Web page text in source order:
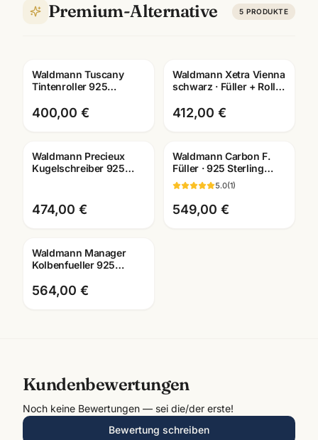
Premium-Alternative 5 PRODUKTE
Gravur
Waldmann Tuscany
Tintenroller 925
Rollerball 0053 · mit
Lasergravur
400,00 €
Gravur
Waldmann Xetra Vienna
schwarz · Füller + Roller
Mannheim
412,00 €
Gravur
Waldmann Precieux
Kugelschreiber 925
474,00 €
Waldmann Carbon F.
Füller · 925 Sterling
Silber · Feder M/B
wählbar · 9496/9497
5.0(1)
549,00 €
Waldmann Manager
Kolbenfueller 925
mit Lasergravur
564,00 €
Kundenbewertungen
Noch keine Bewertungen — sei die/der erste!
Bewertung schreiben